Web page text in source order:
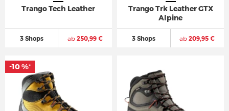
Trango Tech Leather
3 Shops ab250,99 €
Trango Trk Leather GTX
Alpine
3 Shops ab 209,95 €
-10 %*